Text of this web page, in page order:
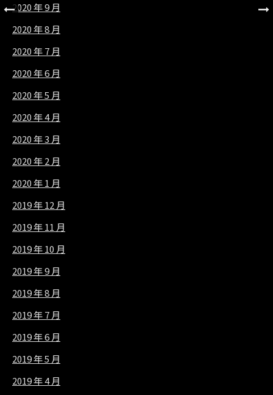
2020 年 9 月
2020 年 8 月
2020 年 7 月
2020 年 6 月
2020 年 5 月
2020 年 4 月
2020 年 3 月
2020 年 2 月
2020 年 1 月
2019 年 12 月
2019 年 11 月
2019 年 10 月
2019 年 9 月
2019 年 8 月
2019 年 7 月
2019 年 6 月
2019 年 5 月
2019 年 4 月